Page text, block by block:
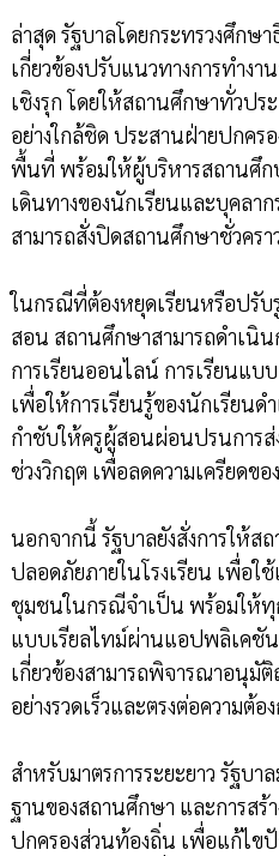
ล่าสุด รัฐบาลโดยกระทรวงศึกษ
เกี่ยวข้องปรับแนวทางการทำงา
เชิงรุก โดยให้สถานศึกษาทั่วป
อย่างใกล้ชิด ประสานฝ่ายปกคร
พื้นที่ พร้อมให้ผู้บริหารสถานศึก
เดินทางของนักเรียนและบุคลา
สามารถสั่งปิดสถานศึกษาชั่วคร
ในกรณีที่ต้องหยุดเรียนหรือปรับ
สอน สถานศึกษาสามารถดำเนิน
การเรียนออนไลน์ การเรียนแบ
เพื่อให้การเรียนรู้ของนักเรียน
กำชับให้ครูผู้สอนผ่อนปรนการส่
ช่วงวิกฤต เพื่อลดความเครียดข
นอกจากนี้ รัฐบาลยังสั่งการให้
ปลอดภัยภายในโรงเรียน เพื่อใ
ชุมชนในกรณีจำเป็น พร้อมให้ทุ
แบบเรียลไทม์ผ่านแอปพลิเคชั
เกี่ยวข้องสามารถพิจารณาอนุมั
อย่างรวดเร็วและตรงต่อความต้
สำหรับมาตรการระยะยาว รัฐบ
ฐานของสถานศึกษา และการสร้
ปกครองส่วนท้องถิ่น เพื่อแก้ไข